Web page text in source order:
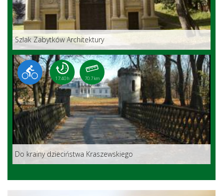
Szlak Zabytków Architektury
17:40 h 70.7 km
Do krainy dzieciństwa Kraszewskiego